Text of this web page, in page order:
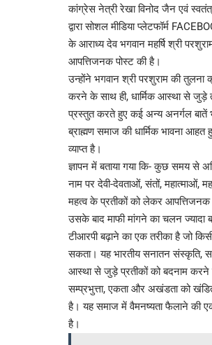
कांग्रेस नेत्री रेखा विनोद जैन एवं
द्वारा सोशल मीडिया प्लेटफॉर्म
के आराध्य देव भगवान महर्षि श्री
आपत्तिजनक पोस्ट की है।
उन्होंने भगवान श्री परशुराम की
करने के साथ ही, धार्मिक आस्था से जुड़े
प्रस्तुत करते हुए कई अन्य अनर्गल बातें
ब्राह्मण समाज की धार्मिक भावना
व्याप्त है।
ज्ञापन में बताया गया कि- कुछ समय से
नाम पर देवी-देवताओं, संतों, महात्माओं,
महत्व के प्रतीकों को लेकर आपत्तिजनक
उसके बाद माफी मांगने का चलन ज्यादा
टीआरपी बढ़ाने का एक तरीका है जो किसी
सकता। यह भारतीय सनातन संस्कृति,
आस्था से जुड़े प्रतीकों को बदनाम करने
सम्प्रभुत्ता, एकता और अखंडता को
है। यह समाज में वैमनष्यता फैलाने की
है।